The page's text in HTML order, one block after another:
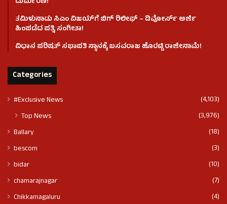
ತಮಿಳುನಾಡು ಸಿಎಂ ವಿಜಯ್‌ಗೆ ಬಿಗ್ ರಿಲೀಫ್ – ಡಿವೋರ್ಸ್ ಅರ್ಜಿ
ಹಿಂಪಡೆದ ಪತ್ನಿ ಸಂಗೀತಾ!
ವಿಧಾನ ಪರಿಷತ್ ಸಭಾಪತಿ ಸ್ಥಾನಕ್ಕೆ ಬಸವರಾಜ ಹೊರಟ್ಟಿ ರಾಜೀನಾಮೆ!
Categories
#Exclusive News (4,103)
Top News (3,976)
Ballary
(18)
bescom
(3)
bidar
(10)
chamarajnagar
(7)
Chikkamagaluru
(4)